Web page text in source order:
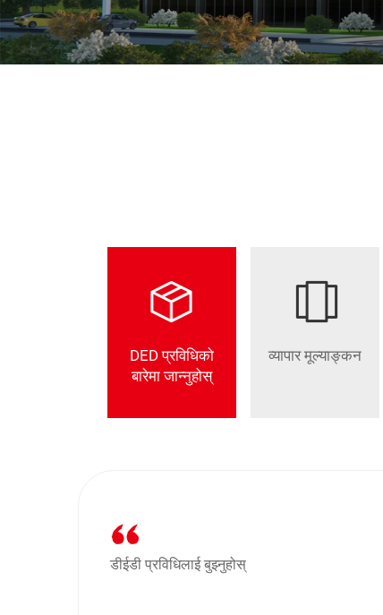
DED प्रविधिको
बारेमा जान्नुहोस्
व्यापार मूल्याङ्कन
डीईडी प्रविधिलाई बुझ्नुहोस्